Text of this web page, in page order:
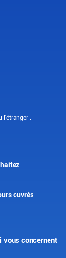
l'étranger :
ouvrés
vous concernent